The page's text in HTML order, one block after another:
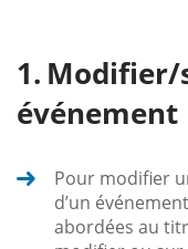
Modifier/
Pour modifier
d’un
abordées au